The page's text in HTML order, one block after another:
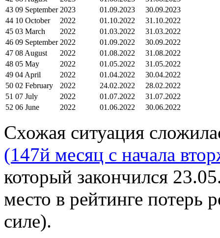
43 09 September 2023 01.09.2023
30.09.2023
44 10 October 2022 01.10.2022
31.10.2022
45 03 March 2022 01.03.2022
31.03.2022
46 09 September 2022 01.09.2022
30.09.2022
47 08 August 2022 01.08.2022
31.08.2022
48 05 May 2022 01.05.2022
31.05.2022
49 04 April 2022 01.04.2022
30.04.2022
50 02 February 2022 24.02.2022
28.02.2022
51 07 July 2022 01.07.2022
31.07.2022
52 06 June 2022 01.06.2022 30.06.2022
Схожая ситуация
(147й месяц с начала
который закончился
место в рейтинге потерь
силе).